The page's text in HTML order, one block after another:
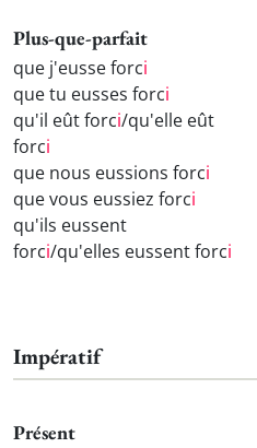
Plus-que-parfait
que j'eusse forci
que tu eusses forci
qu'il eût forci/qu'elle eût
forci
que nous eussions forci
que vous eussiez forci
qu'ils eussent
forci/qu'elles eussent forci
Impératif
Présent